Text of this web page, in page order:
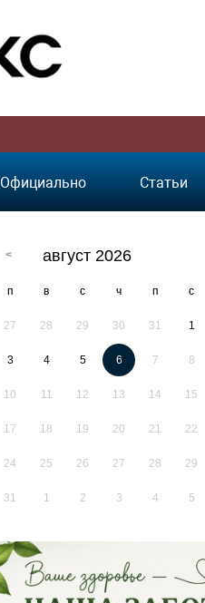
Официально Статьи
август 2026
п в с ч п с
27 28 29 30 31 1
3 4 5 6 7 8
10 11 12 13 14 15
17 18 19 20 21 22
24 25 26 27 28 29
31 1 2 3 4 5